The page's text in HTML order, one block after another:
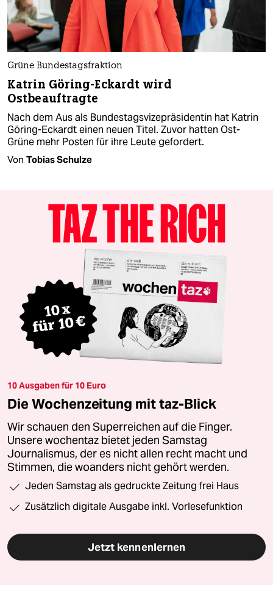
Grüne Bundestagsfraktion
Katrin Göring-Eckardt wird
Ostbeauftragte
Nach dem Aus als Bundestagsvizepräsidentin hat Katrin
Göring-Eckardt einen neuen Titel. Zuvor hatten Ost-
Grüne mehr Posten für ihre Leute gefordert.
Von Tobias Schulze
10 Ausgaben für 10 Euro
Die Wochenzeitung mit taz-Blick
Wir schauen den Superreichen auf die Finger.
Unsere wochentaz bietet jeden Samstag
Journalismus, der es nicht allen recht macht und
Stimmen, die woanders nicht gehört werden.
Jeden Samstag als gedruckte Zeitung frei Haus
Zusätzlich digitale Ausgabe inkl. Vorlesefunktion
Jetzt kennenlernen